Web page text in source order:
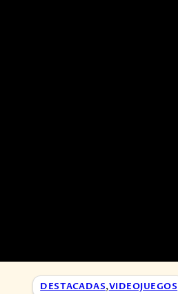
DESTACADAS,VIDEOJUEGOS